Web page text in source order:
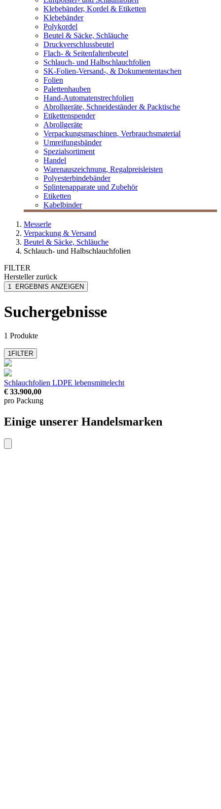
Klebebänder, Kordel & Etiketten
Klebebänder
Polykordel
Beutel & Säcke, Schläuche
Druckverschlussbeutel
Flach- & Seitenfaltenbeutel
Schlauch- und Halbschlauchfolien
SK-Folien-Versand-, & Dokumententaschen
Folien
Palettenhauben
Hand-Automatenstrechfolien
Abrollgeräte, Schneideständer & Packtische
Etikettenspender
Abrollgeräte
Verpackungsmaschinen, Verbrauchsmaterial
Umreifungsbänder
Spezialsortiment
Handel
Warenauszeichnung, Regalpreisleisten
Polyesterbindebänder
Splintenapparate und Zubehör
Etiketten
Kabelbinder
Messerle
Verpackung & Versand
Beutel & Säcke, Schläuche
Schlauch- und Halbschlauchfolien
FILTER
Herstellerzurück
MESSERLE
1 ERGEBNIS ANZEIGEN
Suchergebnisse
1 Produkte
1FILTER
Schlauchfolien LDPE lebensmittelecht
€ 33.900,00
pro Packung
Einige unserer Handelsmarken